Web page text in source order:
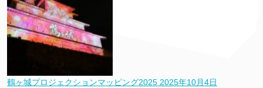
鶴ヶ城プロジェクションマッピング2025 2025年10月4日